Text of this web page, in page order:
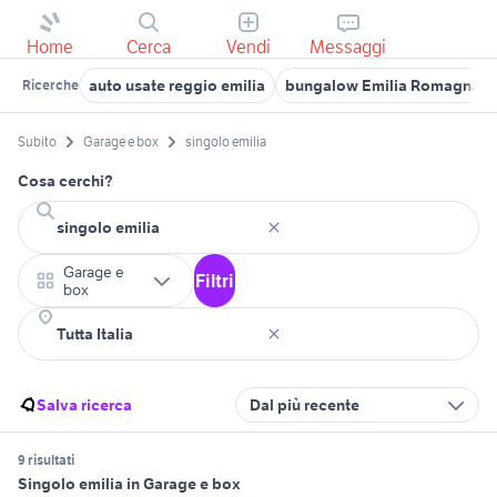
Home Cerca Vendi Messaggi
Ricerche auto usate reggio emilia bungalow Emilia Romagna
Subito Garage e box singolo emilia
Cosa cerchi?
Garage e
box
Filtri
Salva ricerca Dal più recente
9 risultati
Singolo emilia in Garage e box